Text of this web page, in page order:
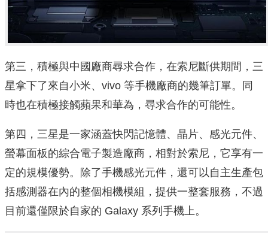
第三，積極與中國廠商尋求合作，在索尼斷供期間，三
星拿下了來自小米、vivo 等手機廠商的幾筆訂單。同
時也在積極接觸蘋果和華為，尋求合作的可能性。
第四，三星是一家涵蓋快閃記憶體、晶片、感光元件、
螢幕面板的綜合電子製造廠商，相對於索尼，它享有一
定的規模優勢。除了手機感光元件，還可以自主生產包
括感測器在內的整個相機模組，提供一整套服務，不過
目前還僅限於自家的 Galaxy 系列手機上。